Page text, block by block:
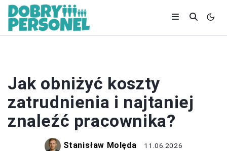
Jak obniżyć koszty
zatrudnienia i najtaniej
znaleźć pracownika?
Stanisław Molęda 11.06.2026